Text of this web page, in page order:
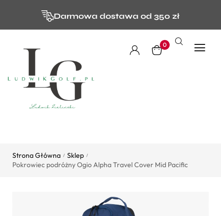
Darmowa dostawa od 350 zł
0
Strona Główna / Sklep /
Pokrowiec podróżny Ogio Alpha Travel Cover Mid Pacific